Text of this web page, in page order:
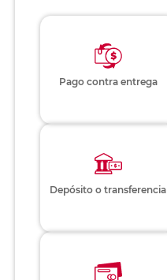
Pago contra entrega
Depósito o transferencia